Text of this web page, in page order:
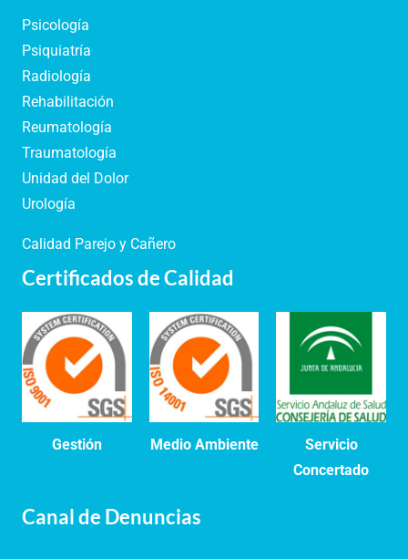
Psicología
Psiquiatría
Radiología
Rehabilitación
Reumatología
Traumatología
Unidad del Dolor
Urología
Calidad Parejo y Cañero
Certificados de Calidad
Gestión Medio Ambiente
Servicio
Concertado
Canal de Denuncias